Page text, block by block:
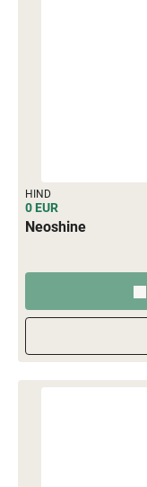
HIND
0 EUR
Neoshine